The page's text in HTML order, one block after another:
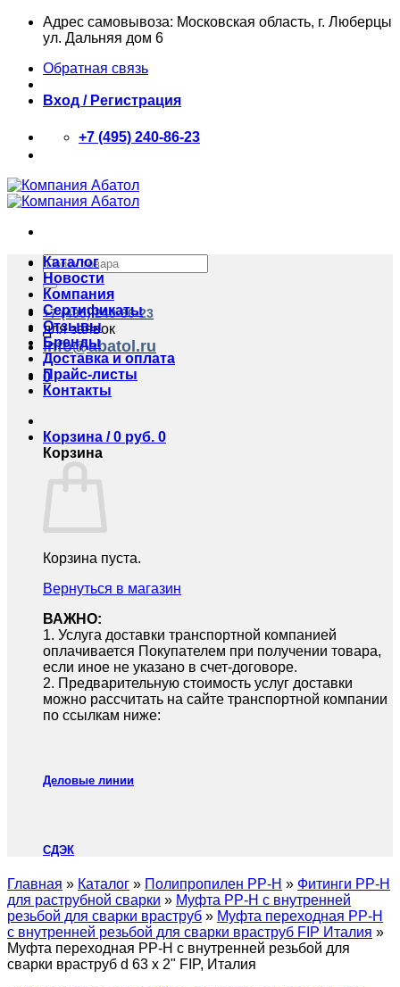
Skip
Адрес самовывоза: Московская область, г. Люберцы
ул. Дальняя дом 6
Обратная связь
Вход / Регистрация
+7 (495) 240-86-23
Искать:
+7 (495) 240-86-23
для заявок
info@abatol.ru
0
Каталог
Новости
Компания
Сертификаты
Отзывы
Бренды
Доставка и оплата
Прайс-листы
Контакты
Корзина /0 руб. 0
Корзина
Корзина пуста.
Вернуться в магазин
ВАЖНО:
1.⁠ ⁠Услуга доставки транспортной компанией
оплачивается Покупателем при получении товара,
если иное не указано в счет-договоре.
2.⁠ ⁠Предварительную стоимость услуг доставки
можно рассчитать на сайте транспортной компании
по ссылкам ниже:
Деловые линии
СДЭК
Главная » Каталог » Полипропилен PP-H » Фитинги PP-H
для раструбной сварки » Муфта PP-H с внутренней
резьбой для сварки враструб » Муфта переходная PP-H
с внутренней резьбой для сварки враструб FIP Италия »
Муфта переходная PP-H с внутренней резьбой для
сварки враструб d 63 х 2" FIP, Италия